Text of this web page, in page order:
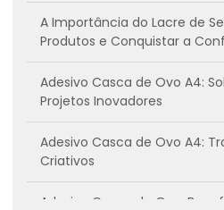
A Importância do Lacre de
Produtos e Conquistar a
Adesivo Casca de Ovo A4:
Projetos Inovadores
Adesivo Casca de Ovo A4:
Criativos
Adesivo Casca de Ovo: